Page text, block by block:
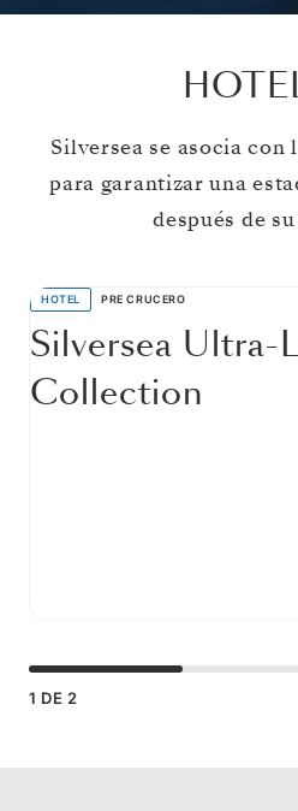
Silversea se asocia con
para garantizar una
después de
HOTEL PRE CRUCERO
Silversea Ultra-
Collection
1 DE 2